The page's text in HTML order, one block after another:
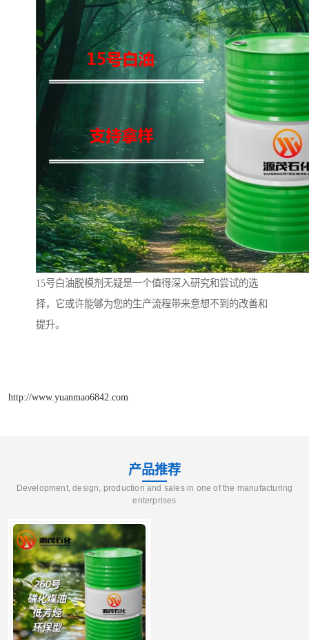
15号白油脱模剂无疑是一个值得深入研究和尝试的选
择，它或许能够为您的生产流程带来意想不到的改善和
提升。
http://www.yuanmao6842.com
产品推荐
Development, design, production and sales in one of the manufacturing
enterprises